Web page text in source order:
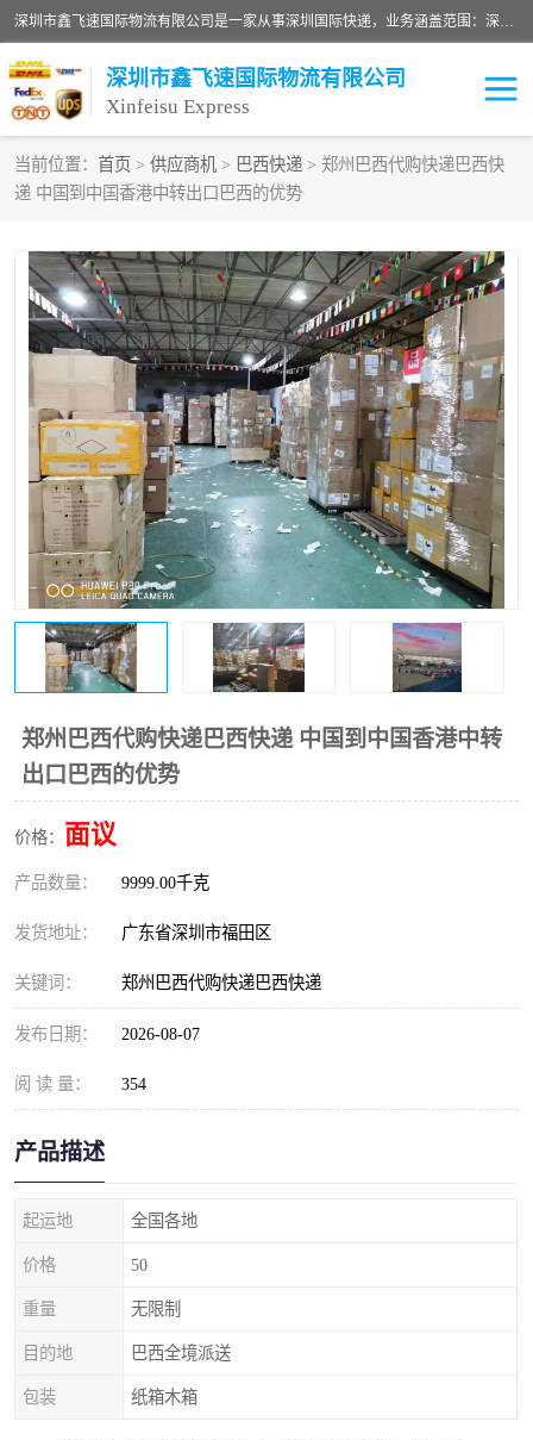
深圳市鑫飞速国际物流有限公司是一家从事深圳国际快递，业务涵盖范围：深圳DHL国际快递、深圳国际快递公司、深圳国际物流公司、深圳国际快递、深圳DHL国际快递电话可拨打全国服务热线：15019287411。欢迎各位亲来人来电到我司洽谈合作。
深圳市鑫飞速国际物流有限公司
Xinfeisu Express
当前位置： 首页 > 供应商机 > 巴西快递 > 郑州巴西代购快递巴西快
递 中国到中国香港中转出口巴西的优势
郑州巴西代购快递巴西快递 中国到中国香港中转
出口巴西的优势
价格： 面议
产品数量： 9999.00千克
发货地址： 广东省深圳市福田区
关键词： 郑州巴西代购快递巴西快递
发布日期： 2026-08-07
阅 读 量： 354
产品描述
起运地 全国各地
价格 50
重量 无限制
目的地 巴西全境派送
包装 纸箱木箱
联邦快递 中欧铁路
俄罗斯快递 巴西快递
深圳DHL国际快递 伊朗快递
UPS国际快递 深圳国际快递公司
深圳国际物流公司 深圳国际快递电话
DHL国际快递电话 深圳国际快递
新能源电池出口物流